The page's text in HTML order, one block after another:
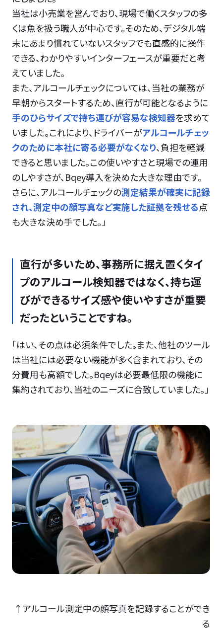
当社は小売業を営んでおり、現場で働くスタッフの多
くは魚を扱う職人が中心です。そのため、デジタル端
末にあまり慣れていないスタッフでも直感的に操作
できる、わかりやすいインターフェースが重要だと考
えていました。
また、アルコールチェックについては、当社の業務が
早朝からスタートするため、直行が可能となるように
手のひらサイズで持ち運びが容易な検知器を求めて
いました。これにより、ドライバーがアルコールチェッ
クのために本社に寄る必要がなくなり、負担を軽減
できると思いました。この使いやすさと現場での運用
のしやすさが、Bqey導入を決めた大きな理由です。
さらに、アルコールチェックの測定結果が確実に記録
され、測定中の顔写真など実施した証拠を残せる点
も大きな決め手でした。」
直行が多いため、事務所に据え置くタイ
プのアルコール検知器ではなく、持ち運
びができるサイズ感や使いやすさが重要
だったということですね。
「はい、その点は必須条件でした。また、他社のツール
は当社には必要ない機能が多く含まれており、その
分費用も高額でした。Bqeyは必要最低限の機能に
集約されており、当社のニーズに合致していました。」
↑アルコール測定中の顔写真を記録することができ
る